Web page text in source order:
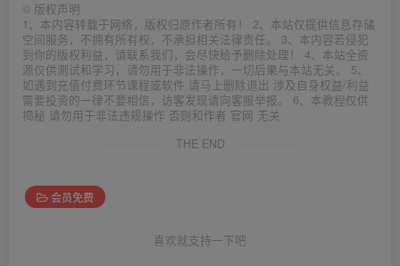
© 版权声明
1、本内容转载于网络，版权归原作者所有！ 2、本站仅提供信息存储
空间服务，不拥有所有权，不承担相关法律责任。 3、本内容若侵犯
到你的版权利益，请联系我们，会尽快给予删除处理！ 4、本站全资
源仅供测试和学习，请勿用于非法操作，一切后果与本站无关。 5、
如遇到充值付费环节课程或软件 请马上删除退出 涉及自身权益/利益
需要投资的一律不要相信，访客发现请向客服举报。 6、本教程仅供
揭秘 请勿用于非法违规操作 否则和作者 官网 无关
THE END
会员免费
喜欢就支持一下吧